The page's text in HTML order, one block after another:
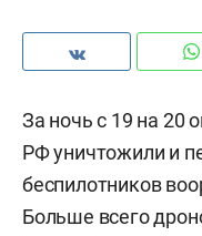
За ночь с 19 на 20
РФ уничтожили и
беспилотников
Больше всего